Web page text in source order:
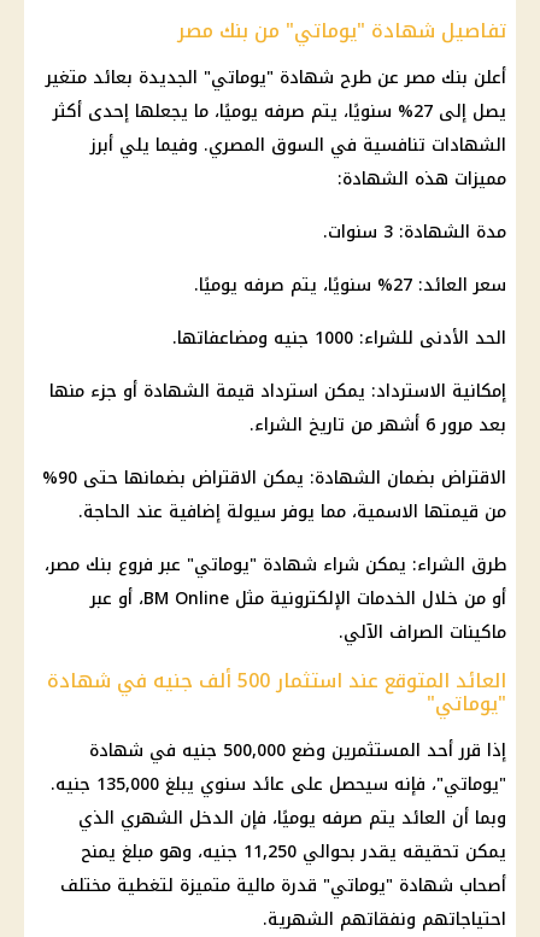
تفاصيل شهادة "يوماتي" من بنك مصر
أعلن بنك مصر عن طرح شهادة "يوماتي" الجديدة بعائد متغير
يصل إلى 27% سنويًا، يتم صرفه يوميًا، ما يجعلها إحدى أكثر
الشهادات تنافسية في السوق المصري. وفيما يلي أبرز
مميزات هذه الشهادة:
مدة الشهادة: 3 سنوات.
سعر العائد: 27% سنويًا، يتم صرفه يوميًا.
الحد الأدنى للشراء: 1000 جنيه ومضاعفاتها.
إمكانية الاسترداد: يمكن استرداد قيمة الشهادة أو جزء منها
بعد مرور 6 أشهر من تاريخ الشراء.
الاقتراض بضمان الشهادة: يمكن الاقتراض بضمانها حتى 90%
من قيمتها الاسمية، مما يوفر سيولة إضافية عند الحاجة.
طرق الشراء: يمكن شراء شهادة "يوماتي" عبر فروع بنك مصر،
أو من خلال الخدمات الإلكترونية مثل BM Online، أو عبر
ماكينات الصراف الآلي.
العائد المتوقع عند استثمار 500 ألف جنيه في شهادة
"يوماتي"
إذا قرر أحد المستثمرين وضع 500,000 جنيه في شهادة
"يوماتي"، فإنه سيحصل على عائد سنوي يبلغ 135,000 جنيه.
وبما أن العائد يتم صرفه يوميًا، فإن الدخل الشهري الذي
يمكن تحقيقه يقدر بحوالي 11,250 جنيه، وهو مبلغ يمنح
أصحاب شهادة "يوماتي" قدرة مالية متميزة لتغطية مختلف
احتياجاتهم ونفقاتهم الشهرية.